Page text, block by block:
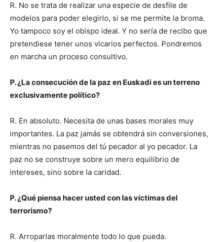
R. No se trata de realizar una especie de desfile de
modelos para poder elegirlo, si se me permite la broma.
Yo tampoco soy el obispo ideal. Y no sería de recibo que
pretendiese tener unos vicarios perfectos. Pondremos
en marcha un proceso consultivo.
P. ¿La consecución de la paz en Euskadi es un terreno
exclusivamente político?
R. En absoluto. Necesita de unas bases morales muy
importantes. La paz jamás se obtendrá sin conversiones,
mientras no pasemos del tú pecador al yo pecador. La
paz no se construye sobre un mero equilibrio de
intereses, sino sobre la caridad.
P. ¿Qué piensa hacer usted con las víctimas del
terrorismo?
R. Arroparlas moralmente todo lo que pueda.